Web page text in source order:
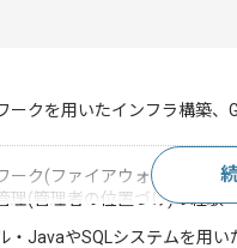
ークを用いたインフラ構築、
ーク(ファイアウォール
理(管理者の位置づけ)の経験
・JavaやSQLシステムを用い